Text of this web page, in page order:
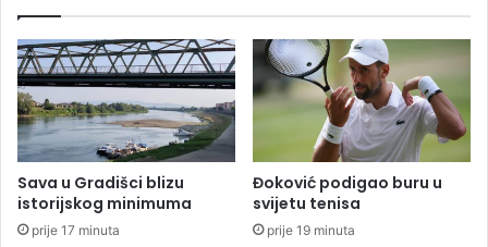
k
a
s
u
B
o
r
c
a
a
d
u
ž
i
a
4
9
Sava u Gradišci blizu
istorijskog minimuma
prije 17 minuta
Đoković podigao buru u
svijetu tenisa
prije 19 minuta